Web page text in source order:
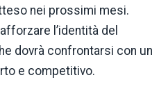
nei prossimi mesi.
l’identità del
dovrà confrontarsi con un
e competitivo.